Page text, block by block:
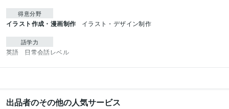
得意分野
イラスト作成・漫画制作 イラスト・デザイン制作
語学力
英語 日常会話レベル
出品者のその他の人気サービス